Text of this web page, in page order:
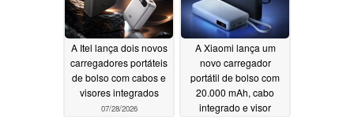
A Itel lança dois novos
carregadores portáteis
de bolso com cabos e
visores integrados
07/28/2026
A Xiaomi lança um
novo carregador
portátil de bolso com
20.000 mAh, cabo
integrado e visor